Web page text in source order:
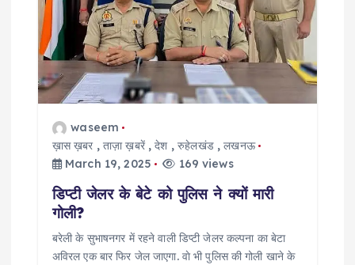
waseem
ख़ास ख़बर ,ताज़ा ख़बरें,देश ,रुहेलखंड,लखनऊ
March 19, 2025
169 views
डिप्टी जेलर के बेटे को पुलिस ने क्यों मारी
गोली?
बरेली के सुभाषनगर में रहने वाली डिप्टी जेलर कल्पना का बेटा
अविरल एक बार फिर जेल जाएगा. वाे भी पुलिस की गोली खाने के